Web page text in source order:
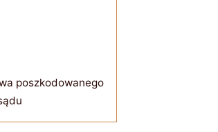
poszkodowanego